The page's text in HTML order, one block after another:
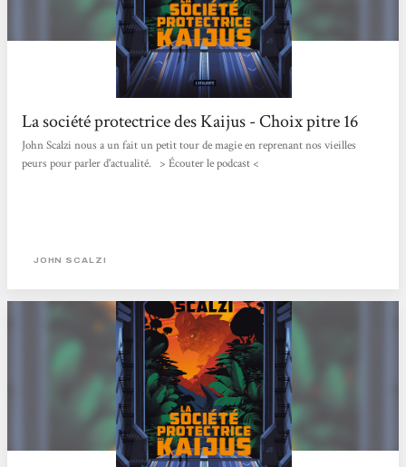
La société protectrice des Kaijus - Choix pitre 16
John Scalzi nous a un fait un petit tour de magie en reprenant nos vieilles
peurs pour parler d'actualité. > Écouter le podcast <
JOHN SCALZI